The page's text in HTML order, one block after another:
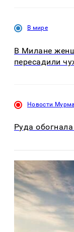
В мире
В Милане
пересадили
Новости
Руда